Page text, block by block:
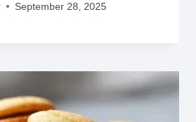
September 28, 2025